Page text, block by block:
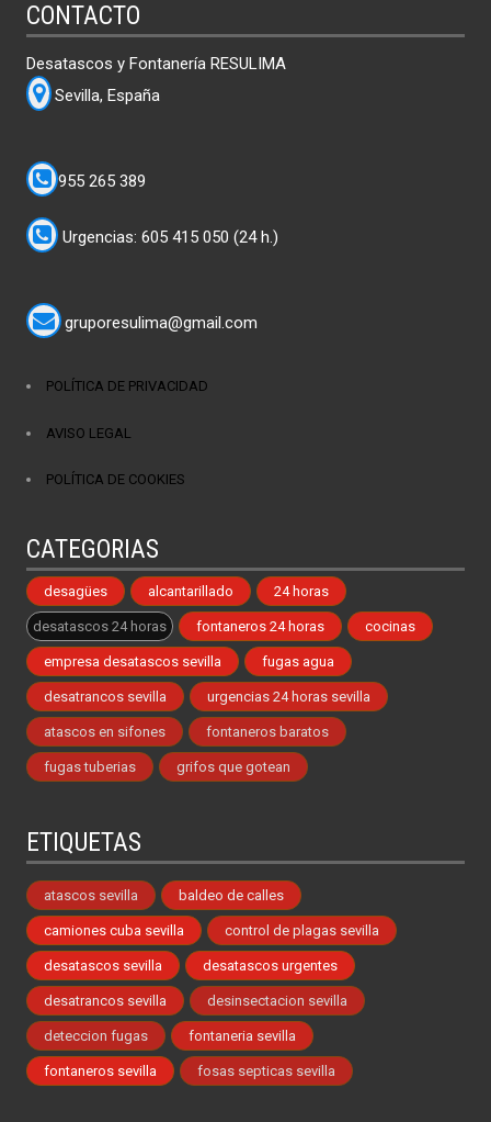
CONTACTO
Desatascos y Fontanería RESULIMA
Sevilla, España
955 265 389
Urgencias: 605 415 050 (24 h.)
gruporesulima@gmail.com
POLÍTICA DE PRIVACIDAD
AVISO LEGAL
POLÍTICA DE COOKIES
CATEGORIAS
desagües alcantarillado 24 horas
desatascos 24 horas fontaneros 24 horas cocinas
empresa desatascos sevilla fugas agua
desatrancos sevilla urgencias 24 horas sevilla
atascos en sifones fontaneros baratos
fugas tuberias grifos que gotean
ETIQUETAS
atascos sevilla baldeo de calles
camiones cuba sevilla control de plagas sevilla
desatascos sevilla desatascos urgentes
desatrancos sevilla desinsectacion sevilla
deteccion fugas fontaneria sevilla
fontaneros sevilla fosas septicas sevilla